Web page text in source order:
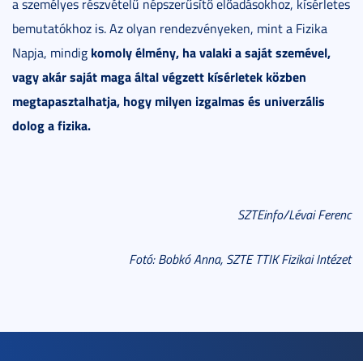
a személyes részvételű népszerűsítő előadásokhoz, kísérletes
bemutatókhoz is. Az olyan rendezvényeken, mint a Fizika
Napja, mindig komoly élmény, ha valaki a saját szemével,
vagy akár saját maga által végzett kísérletek közben
megtapasztalhatja, hogy milyen izgalmas és univerzális
dolog a fizika.
SZTEinfo/Lévai Ferenc
Fotó: Bobkó Anna, SZTE TTIK Fizikai Intézet